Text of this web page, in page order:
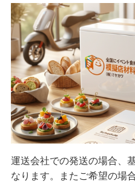
運送会社での発送の場合、
なります。またご希望の場